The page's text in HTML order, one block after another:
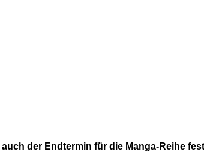
der Endtermin für die Manga-Reihe